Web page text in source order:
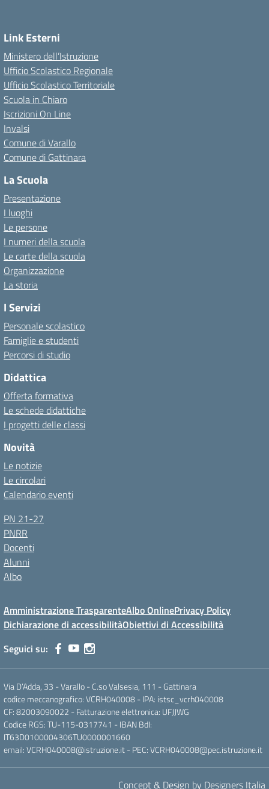
Link Esterni
Ministero dell’Istruzione
Ufficio Scolastico Regionale
Ufficio Scolastico Territoriale
Scuola in Chiaro
Iscrizioni On Line
Invalsi
Comune di Varallo
Comune di Gattinara
La Scuola
Presentazione
I luoghi
Le persone
I numeri della scuola
Le carte della scuola
Organizzazione
La storia
I Servizi
Personale scolastico
Famiglie e studenti
Percorsi di studio
Didattica
Offerta formativa
Le schede didattiche
I progetti delle classi
Novità
Le notizie
Le circolari
Calendario eventi
PN 21-27
PNRR
Docenti
Alunni
Albo
Amministrazione TrasparenteAlbo OnlinePrivacy Policy
Dichiarazione di accessibilitàObiettivi di Accessibilità
Seguici su:
Via D’Adda, 33 - Varallo - C.so Valsesia, 111 - Gattinara
codice meccanografico: VCRH040008 - IPA: istsc_vcrh040008
CF: 82003090022 - Fatturazione elettronica: UFJJWG
Codice RGS: TU-115-0317741 - IBAN BdI:
IT63D0100004306TU0000001660
email: VCRH040008@istruzione.it - PEC: VCRH040008@pec.istruzione.it
Concept & Design by Designers Italia